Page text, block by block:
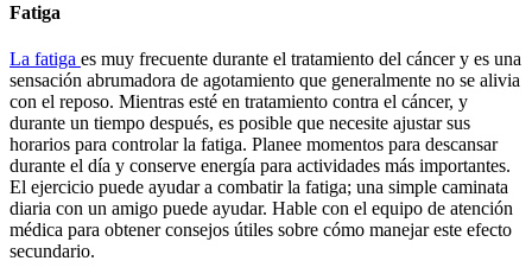
Fatiga
La fatiga es muy frecuente durante el tratamiento del cáncer y es una
sensación abrumadora de agotamiento que generalmente no se alivia
con el reposo. Mientras esté en tratamiento contra el cáncer, y
durante un tiempo después, es posible que necesite ajustar sus
horarios para controlar la fatiga. Planee momentos para descansar
durante el día y conserve energía para actividades más importantes.
El ejercicio puede ayudar a combatir la fatiga; una simple caminata
diaria con un amigo puede ayudar. Hable con el equipo de atención
médica para obtener consejos útiles sobre cómo manejar este efecto
secundario.